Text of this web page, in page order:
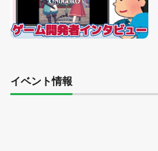
イベント情報